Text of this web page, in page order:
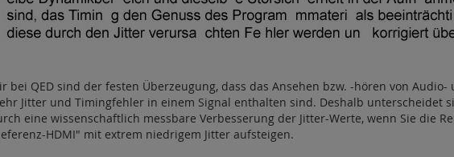
bei QED sind der festen Überzeugung, dass das Ansehen bzw. -hören von
Jitter und Timingfehler in einem Signal enthalten sind. Deshalb unterscheidet
eine wissenschaftlich messbare Verbesserung der Jitter-Werte, wenn Sie die
HDMI" mit extrem niedrigem Jitter aufsteigen.